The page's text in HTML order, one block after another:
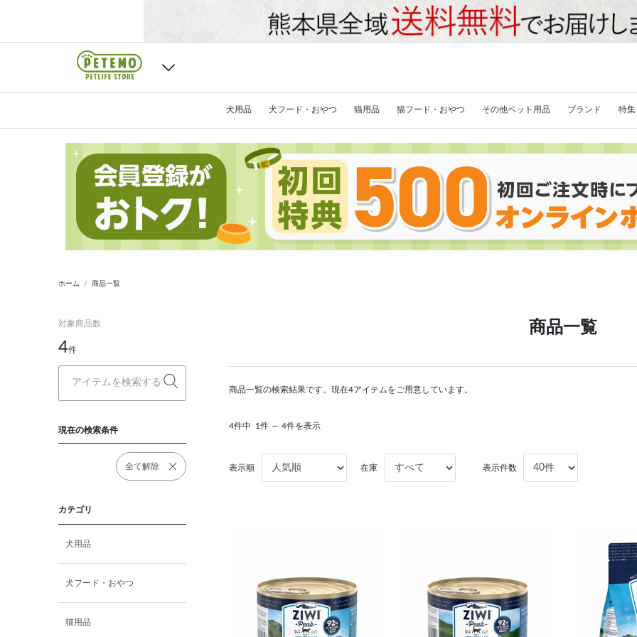
犬用品 犬フード・おやつ 猫用品 猫フード・おやつ その他ペット用品 ブランド 特集
ホーム 商品一覧
対象商品数
4件
現在の検索条件
全て解除
カテゴリ
犬用品
犬フード・おやつ
猫用品
商品一覧
商品一覧の検索結果です。現在4アイテムをご用意しています。
4件中 1件 ～ 4件を表示
表示順 在庫 表示件数